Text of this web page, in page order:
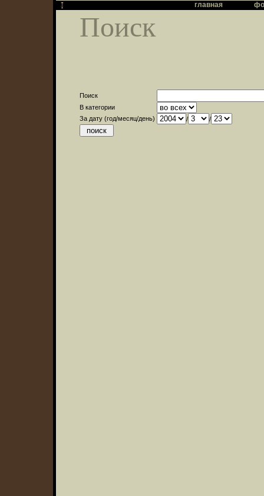
главная
Поиск
Поиск
В категории
За дату (год/месяц/день)
/ /